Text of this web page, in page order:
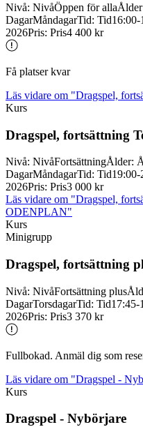
Nivå: NivåÖppen för allaÅlder
DagarMåndagarTid: Tid16:00-
2026Pris: Pris4 400 kr
Få platser kvar
Läs vidare om "Dragspel,
Kurs
Dragspel, fortsättning
Nivå: NivåFortsättningÅlder:
DagarMåndagarTid: Tid19:00-
2026Pris: Pris3 000 kr
Läs vidare om "Dragspel,
ODENPLAN"
Kurs
Minigrupp
Dragspel, fortsättning
Nivå: NivåFortsättning plus
DagarTorsdagarTid: Tid17:45-
2026Pris: Pris3 370 kr
Fullbokad. Anmäl dig som
Läs vidare om "Dragspel -
Kurs
Dragspel - Nybörjare